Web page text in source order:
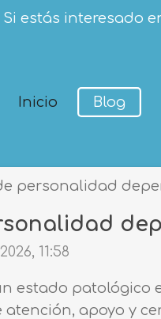
Si estás interesado
Inicio Blog
personalidad
11:58
estado patológico
apoyo y